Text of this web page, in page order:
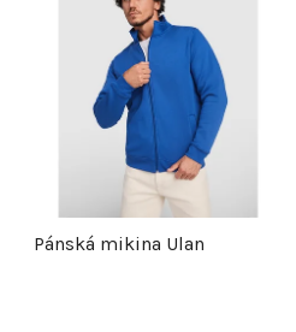
Pánská mikina Ulan